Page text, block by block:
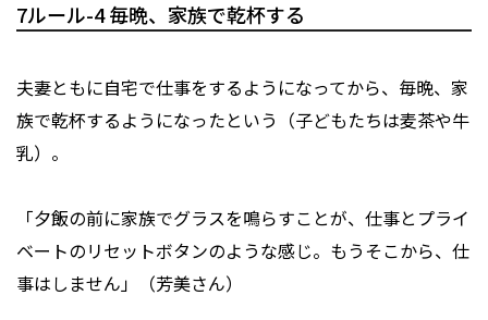
7ルール-4 毎晩、家族で乾杯する
夫妻ともに自宅で仕事をするようになってから、毎晩、家
族で乾杯するようになったという（子どもたちは麦茶や牛
乳）。
「夕飯の前に家族でグラスを鳴らすことが、仕事とプライ
ベートのリセットボタンのような感じ。もうそこから、仕
事はしません」（芳美さん）